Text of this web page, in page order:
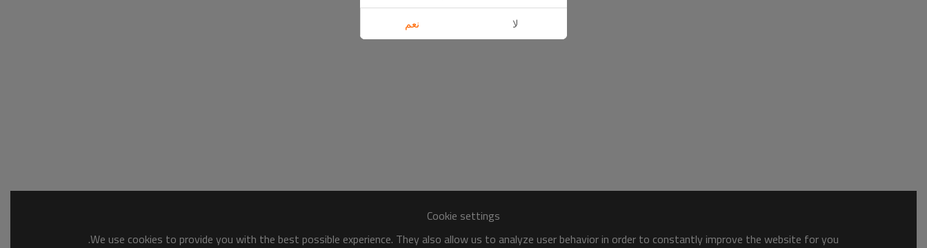
Cookie settings
We use cookies to provide you with the best possible experience. They also allow us to analyze user behavior in order to constantly improve the website for you.
لا نعم